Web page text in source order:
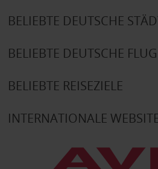
BELIEBTE DEUTSCHE
BELIEBTE DEUTSCHE
BELIEBTE REISEZIELE
INTERNATIONALE